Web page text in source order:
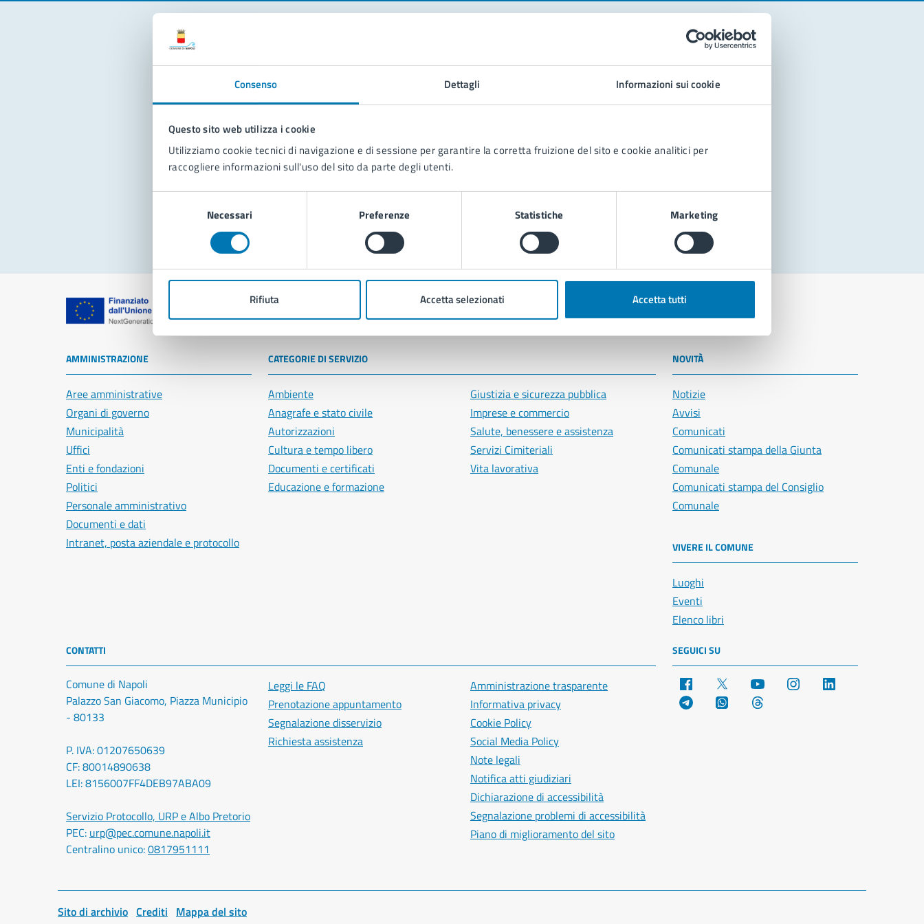
Consenso Dettagli Informazioni sui cookie
Questo sito web utilizza i cookie
Utilizziamo cookie tecnici di navigazione e di sessione per garantire la corretta fruizione del sito e cookie analitici per
raccogliere informazioni sull'uso del sito da parte degli utenti.
Necessari Preferenze Statistiche Marketing
Rifiuta Accetta selezionati Accetta tutti
Contatta il comune
Prenota appuntamento
Problemi in città
Segnala disservizio
AMMINISTRAZIONE
Aree amministrative
Organi di governo
Municipalità
Uffici
Enti e fondazioni
Politici
Personale amministrativo
Documenti e dati
Intranet, posta aziendale e protocollo
CATEGORIE DI SERVIZIO
Ambiente
Anagrafe e stato civile
Autorizzazioni
Cultura e tempo libero
Documenti e certificati
Educazione e formazione
Giustizia e sicurezza pubblica
Imprese e commercio
Salute, benessere e assistenza
Servizi Cimiteriali
Vita lavorativa
NOVITÀ
Notizie
Avvisi
Comunicati
Comunicati stampa della Giunta
Comunale
Comunicati stampa del Consiglio
Comunale
VIVERE IL COMUNE
Luoghi
Eventi
Elenco libri
CONTATTI
Comune di Napoli
Palazzo San Giacomo, Piazza Municipio
- 80133
P. IVA: 01207650639
CF: 80014890638
LEI: 8156007FF4DEB97ABA09
Servizio Protocollo, URP e Albo Pretorio
PEC: urp@pec.comune.napoli.it
Centralino unico:0817951111
Leggi le FAQ
Prenotazione appuntamento
Segnalazione disservizio
Richiesta assistenza
Amministrazione trasparente
Informativa privacy
Cookie Policy
Social Media Policy
Note legali
Notifica atti giudiziari
Dichiarazione di accessibilità
Segnalazione problemi di accessibilità
Piano di miglioramento del sito
SEGUICI SU
Facebook YouTube Instagram
Telegram WhatsApp
Sito di archivio Crediti Mappa del sito